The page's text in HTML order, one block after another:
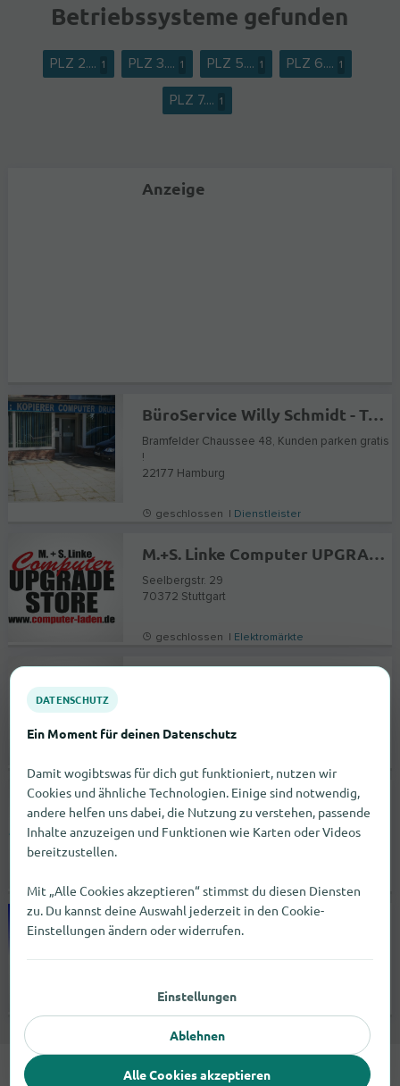
Betriebssysteme gefunden
PLZ 2.... 1 PLZ 3.... 1 PLZ 5.... 1 PLZ 6.... 1
PLZ 7.... 1
Anzeige
BüroService Willy Schmidt - Technischer Support für Kopierer, Drucker, Scanner + Fax + Toner
Bramfelder Chaussee 48, Kunden parken gratis
!
22177 Hamburg
geschlossen | Dienstleister
M.+S. Linke Computer UPGRADE STORE
Seelbergstr. 29
70372 Stuttgart
geschlossen | Elektromärkte
pconnect Solutions GmbH Webdesign
Softwareindustrie24
Untere Dorfstr. 9
geschlossen | Fachmärkte
JazzLike Compute!
Keine Angabe |
DATENSCHUTZ
Ein Moment für deinen Datenschutz
Damit wogibtswas für dich gut funktioniert, nutzen wir
Cookies und ähnliche Technologien. Einige sind notwendig,
andere helfen uns dabei, die Nutzung zu verstehen, passende
Inhalte anzuzeigen und Funktionen wie Karten oder Videos
bereitzustellen.
Mit „Alle Cookies akzeptieren“ stimmst du diesen Diensten
zu. Du kannst deine Auswahl jederzeit in den Cookie-
Einstellungen ändern oder widerrufen.
Einstellungen
Ablehnen
Alle Cookies akzeptieren